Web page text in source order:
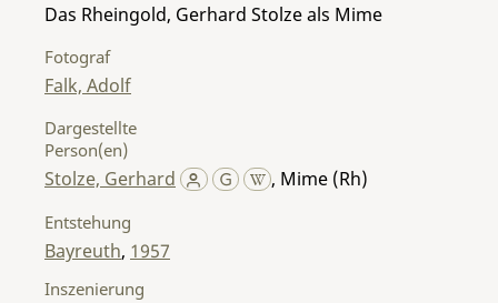
Das Rheingold, Gerhard Stolze als Mime
Fotograf
Falk, Adolf
Dargestellte
Person(en)
Stolze, Gerhard , Mime (Rh)
Entstehung
Bayreuth, 1957
Inszenierung